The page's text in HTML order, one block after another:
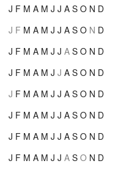
J F M A M J J A S O N D
J F M A M J J A S O N D
J F M A M J J A S O N D
J F M A M J J A S O N D
J F M A M J J A S O N D
J F M A M J J A S O N D
J F M A M J J A S O N D
J F M A M J J A S O N D